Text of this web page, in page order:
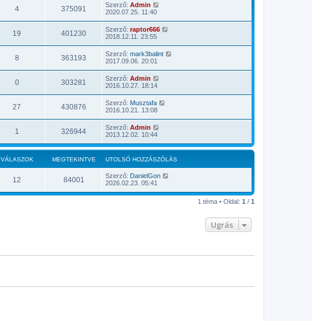
4 375091 Szerző: Admin
2020.07.25. 11:40
19 401230 Szerző: raptor666
2018.12.11. 23:55
8 363193 Szerző: mark3balint
2017.09.06. 20:01
0 303281 Szerző: Admin
2016.10.27. 18:14
27 430876 Szerző: Musztafa
2016.10.21. 13:08
1 326944 Szerző: Admin
2013.12.02. 10:44
VÁLASZOK MEGTEKINTVE UTOLSÓ HOZZÁSZÓLÁS
12 84001 Szerző: DanielGon
2026.02.23. 05:41
1 téma • Oldal: 1 / 1
Ugrás